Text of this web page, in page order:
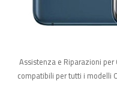
Assistenza e Riparazioni
compatibili per tutti i modelli